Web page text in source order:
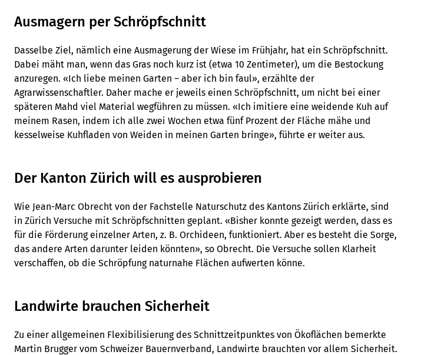
Ausmagern per Schröpfschnitt
Dasselbe Ziel, nämlich eine Ausmagerung der Wiese im Frühjahr, hat ein Schröpfschnitt.
Dabei mäht man, wenn das Gras noch kurz ist (etwa 10 Zentimeter), um die Bestockung
anzuregen. «Ich liebe meinen Garten – aber ich bin faul», erzählte der
Agrarwissenschaftler. Daher mache er jeweils einen Schröpfschnitt, um nicht bei einer
späteren Mahd viel Material wegführen zu müssen. «Ich imitiere eine weidende Kuh auf
meinem Rasen, indem ich alle zwei Wochen etwa fünf Prozent der Fläche mähe und
kesselweise Kuhfladen von Weiden in meinen Garten bringe», führte er weiter aus.
Der Kanton Zürich will es ausprobieren
Wie Jean-Marc Obrecht von der Fachstelle Naturschutz des Kantons Zürich erklärte, sind
in Zürich Versuche mit Schröpfschnitten geplant. «Bisher konnte gezeigt werden, dass es
für die Förderung einzelner Arten, z. B. Orchideen, funktioniert. Aber es besteht die Sorge,
das andere Arten darunter leiden könnten», so Obrecht. Die Versuche sollen Klarheit
verschaffen, ob die Schröpfung naturnahe Flächen aufwerten könne.
Landwirte brauchen Sicherheit
Zu einer allgemeinen Flexibilisierung des Schnittzeitpunktes von Ökoflächen bemerkte
Martin Brugger vom Schweizer Bauernverband, Landwirte brauchten vor allem Sicherheit.